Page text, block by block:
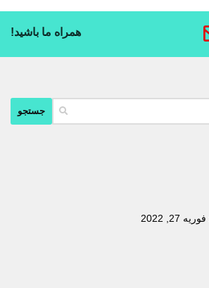
همراه ما باشید!
فوریه 27, 2022